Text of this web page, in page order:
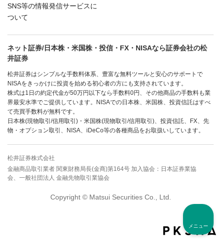
メニュー
SNS等の情報発信サービスに
ついて
ネット証券/日本株・米国株・投信・FX・NISAなら証券会社の松
井証券
松井証券はシンプルな手数料体系、豊富な無料ツールと安心のサポートで
NISAをきっかけに投資を始める初心者の方にも支持されています。
株式は1日の約定代金が50万円以下なら手数料0円、その他商品の手数料も業
界最安水準でご提供しています。NISAでの日本株、米国株、投資信託はすべ
て売買手数料が無料です。
日本株(現物取引/信用取引)・米国株(現物取引/信用取引)、投資信託、FX、先
物・オプション取引、NISA、iDeCo等の各種商品をお取扱いしています。
松井証券株式会社
金融商品取引業者 関東財務局長(金商)第164号 加入協会：日本証券業協
会、一般社団法人 金融先物取引業協会
Copyright © Matsui Securities Co., Ltd.